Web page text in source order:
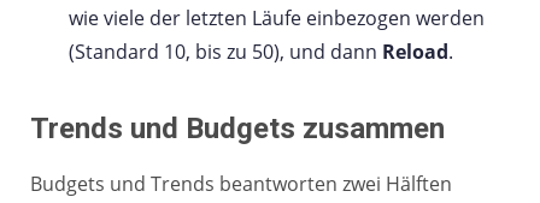
wie viele der letzten Läufe einbezogen werden
(Standard 10, bis zu 50), und dann Reload.
Trends und Budgets zusammen
Budgets und Trends beantworten zwei Hälften